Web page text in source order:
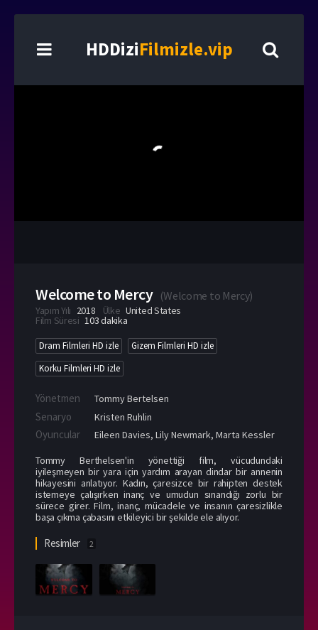
HDDiziFilmizle.vip
Welcome to Mercy (Welcome to Mercy)
Yapım Yılı 2018 Ülke United States
Film Süresi 103 dakika
Dram Filmleri HD izle
Gizem Filmleri HD izle
Korku Filmleri HD izle
Yönetmen Tommy Bertelsen
Senaryo Kristen Ruhlin
Oyuncular Eileen Davies, Lily Newmark, Marta Kessler
Tommy Berthelsen'in yönettiği film, vücudundaki
iyileşmeyen bir yara için yardım arayan dindar bir annenin
hikayesini anlatıyor. Kadın, çaresizce bir rahipten destek
istemeye çalışırken inanç ve umudun sınandığı zorlu bir
sürece girer. Film, inanç, mücadele ve insanın çaresizlikle
başa çıkma çabasını etkileyici bir şekilde ele alıyor.
Resimler 2